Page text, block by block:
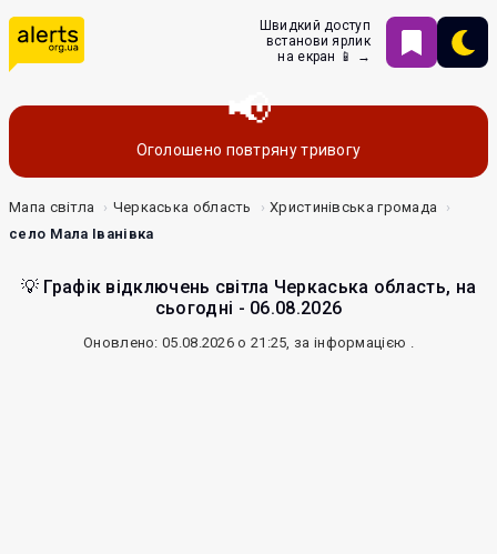
Швидкий доступ
встанови ярлик
на екран 📱 →
Оголошено повтряну тривогу
Мапа світла Черкаська область
Христинівська громада
село Мала Іванівка
💡 Графік відключень світла Черкаська область, на
сьогодні - 06.08.2026
Оновлено: 05.08.2026 о 21:25, за інформацією .